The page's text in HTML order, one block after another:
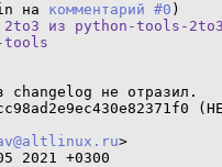
на комментарий #0
2to3 из python-tools-
tools
changelog не отразил.
>
2021 +0300